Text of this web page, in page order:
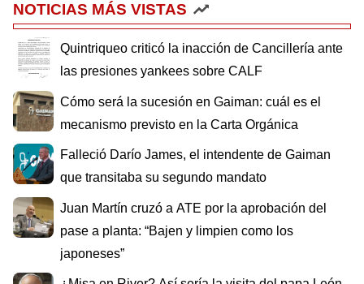
NOTICIAS MÁS VISTAS
Quintriqueo criticó la inacción de Cancillería ante
las presiones yankees sobre CALF
Cómo será la sucesión en Gaiman: cuál es el
mecanismo previsto en la Carta Orgánica
Falleció Darío James, el intendente de Gaiman
que transitaba su segundo mandato
Juan Martín cruzó a ATE por la aprobación del
pase a planta: “Bajen y limpien como los
japoneses”